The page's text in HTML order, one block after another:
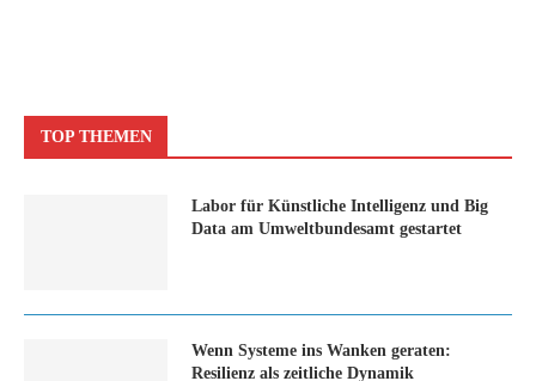
TOP THEMEN
Labor für Künstliche Intelligenz und Big
Data am Umweltbundesamt gestartet
Wenn Systeme ins Wanken geraten:
Resilienz als zeitliche Dynamik